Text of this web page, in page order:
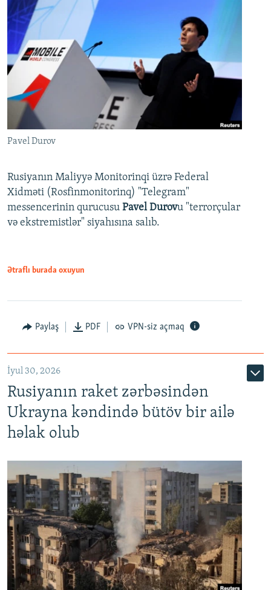
Pavel Durov
Rusiyanın Maliyyə Monitorinqi üzrə Federal
Xidməti (Rosfinmonitorinq) "Telegram"
messencerinin qurucusu Pavel Durovu "terrorçular
və ekstremistlər" siyahısına salıb.
Ətraflı burada oxuyun
Paylaş PDF VPN-siz açmaq
İyul 30, 2026
Rusiyanın raket zərbəsindən
Ukrayna kəndində bütöv bir ailə
həlak olub